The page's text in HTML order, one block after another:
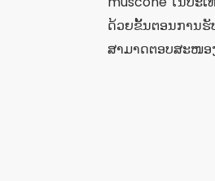
ດ້ວຍຂັ້ນຕອນການຮັ
ສາມາດຕອບສະໜອ